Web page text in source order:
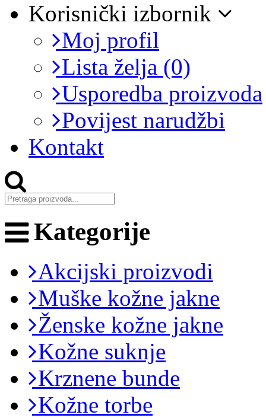
Korisnički izbornik
Moj profil
Lista želja (0)
Usporedba proizvoda
Povijest narudžbi
Kontakt
Kategorije
Akcijski proizvodi
Muške kožne jakne
Ženske kožne jakne
Kožne suknje
Krznene bunde
Kožne torbe